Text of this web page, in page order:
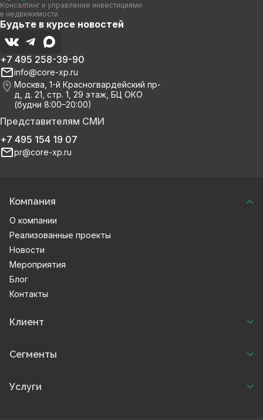
Консалтинг и управление инвестициями
в недвижимости
Будьте в курсе новостей
Представителям СМИ
+7 495 154 19 07
pr@core-xp.ru
+7 495 258-39-90
info@core-xp.ru
Москва, 1-й Красногвардейский пр-
д, д. 21, стр. 1, 29 этаж, БЦ ОКО
(будни 8:00–20:00)
Компания
О компании
Реализованные проекты
Новости
Мероприятия
Блог
Контакты
Клиент
Сегменты
Услуги